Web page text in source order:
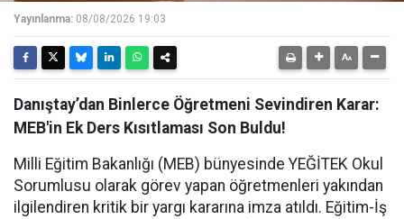
Yayınlanma: 08/08/2026 19:03
Danıştay’dan Binlerce Öğretmeni Sevindiren Karar:
MEB'in Ek Ders Kısıtlaması Son Buldu!
Milli Eğitim Bakanlığı (MEB) bünyesinde YEĞİTEK Okul
Sorumlusu olarak görev yapan öğretmenleri yakından
ilgilendiren kritik bir yargı kararına imza atıldı. Eğitim-İş